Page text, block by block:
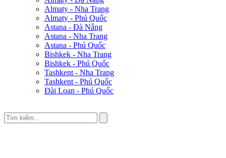
Almaty - Nha Trang
Almaty - Phú Quốc
Astana - Đà Nẵng
Astana - Nha Trang
Astana - Phú Quốc
Bishkek - Nha Trang
Bishkek - Phú Quốc
Tashkent - Nha Trang
Tashkent - Phú Quốc
Đài Loan - Phú Quốc